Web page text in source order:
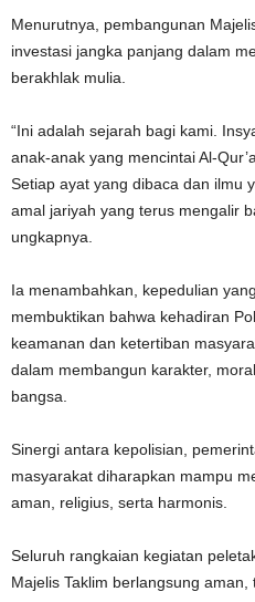
Menurutnya, pembangunan
investasi jangka panjang dalam
berakhlak mulia.
“Ini adalah sejarah bagi kami.
anak-anak yang mencintai Al-
Setiap ayat yang dibaca dan ilmu
amal jariyah yang terus mengalir
ungkapnya.
Ia menambahkan, kepedulian
membuktikan bahwa kehadiran
keamanan dan ketertiban
dalam membangun karakter,
bangsa.
Sinergi antara kepolisian,
masyarakat diharapkan mampu
aman, religius, serta harmonis.
Seluruh rangkaian kegiatan
Majelis Taklim berlangsung aman,